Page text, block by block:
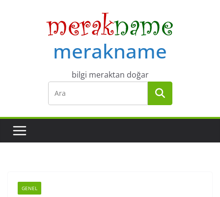
merakname
bilgi meraktan doğar
GENEL